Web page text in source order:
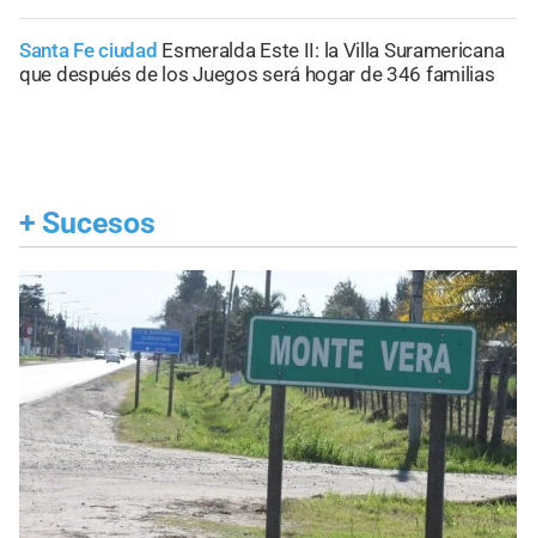
Santa Fe ciudad Esmeralda Este II: la Villa Suramericana
que después de los Juegos será hogar de 346 familias
+ Sucesos